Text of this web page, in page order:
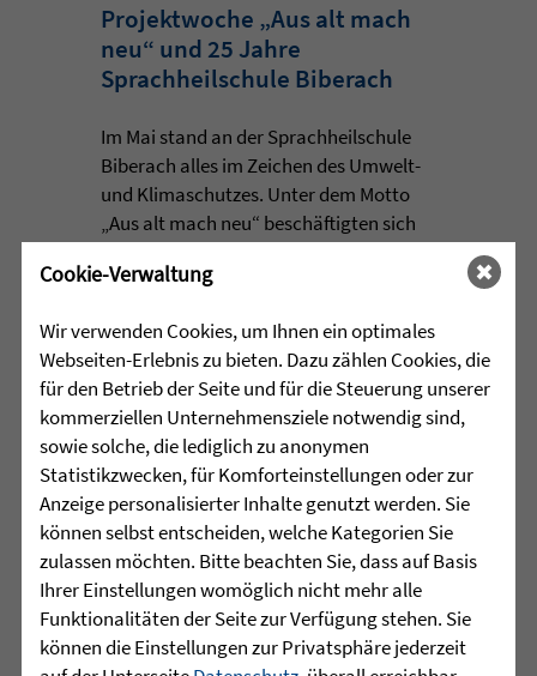
Projektwoche „Aus alt mach
neu“ und 25 Jahre
Sprachheilschule Biberach
Im Mai stand an der Sprachheilschule
Biberach alles im Zeichen des Umwelt-
und Klimaschutzes. Unter dem Motto
„Aus alt mach neu“ beschäftigten sich
die Schülerinnen und Schüler im
Rahmen einer Projektwoche intensiv
mehr lesen
29.07.2026 |•HÖR-SPRACHZENTRUM
Mutmurmeln und
Rechenmäuse - auf geht´s in
die Schulzeit
Am Mittwoch, 27.07.26 verabschiedete
Cookie-Verwaltung
Wir verwenden Cookies, um Ihnen ein optimales
Webseiten-Erlebnis zu bieten. Dazu zählen Cookies, die
für den Betrieb der Seite und für die Steuerung unserer
kommerziellen Unternehmensziele notwendig sind,
sowie solche, die lediglich zu anonymen
Statistikzwecken, für Komforteinstellungen oder zur
Anzeige personalisierter Inhalte genutzt werden. Sie
können selbst entscheiden, welche Kategorien Sie
zulassen möchten. Bitte beachten Sie, dass auf Basis
Ihrer Einstellungen womöglich nicht mehr alle
Funktionalitäten der Seite zur Verfügung stehen. Sie
können die Einstellungen zur Privatsphäre jederzeit